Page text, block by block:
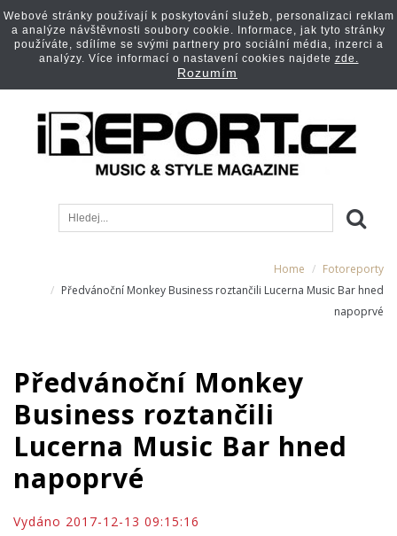
Home
Fotoreporty
Předvánoční Monkey Business roztančili Lucerna Music Bar hned
napoprvé
Předvánoční Monkey
Business roztančili
Lucerna Music Bar hned
napoprvé
Vydáno 2017-12-13 09:15:16
Webové stránky používají k poskytování služeb, personalizaci reklam
a analýze návštěvnosti soubory cookie. Informace, jak tyto stránky
používáte, sdílíme se svými partnery pro sociální média, inzerci a
analýzy. Více informací o nastavení cookies najdete zde.
Rozumím